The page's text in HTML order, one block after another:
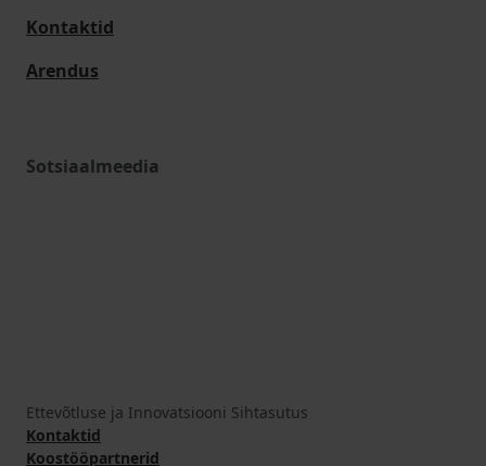
Kontaktid
Arendus
Sotsiaalmeedia
Ettevõtluse ja Innovatsiooni Sihtasutus
Kontaktid
Koostööpartnerid